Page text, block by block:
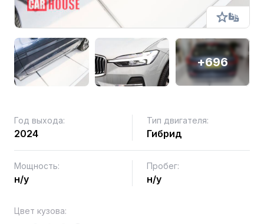
+696
Год выхода:
2024
Тип двигателя:
Гибрид
Мощность:
н/у
Пробег:
н/у
Цвет кузова: